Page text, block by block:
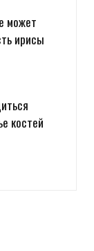
может
ирисы
костей